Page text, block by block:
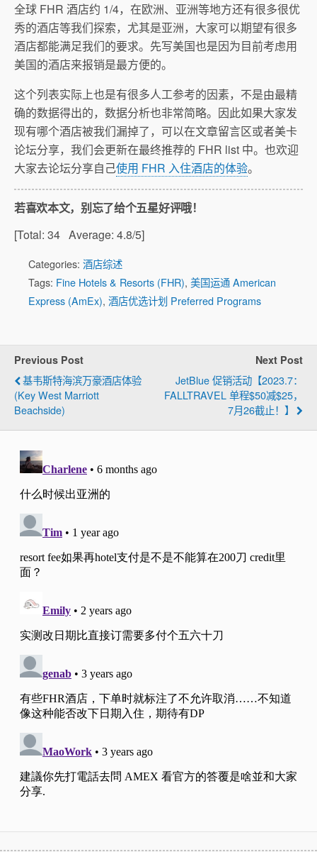
全球 FHR 酒店约 1/4，在欧洲、亚洲等地方还有很多很优
秀的酒店等我们探索，尤其是亚洲，大家可以期望有很多
酒店都能满足我们的要求。先写美国也是因为目前考虑用
美国的酒店来报销是最方便的。
这个列表实际上也是有很多人工参考的因素，不是由最精
确的数据得出的，数据分析也非常简略。因此如果大家发
现有哪个酒店被我们漏掉了，可以在文章留言区或者美卡
论坛分享，我们会更新在最终推荐的 FHR list 中。也欢迎
大家去论坛分享自己使用 FHR 入住酒店的体验。
若喜欢本文，别忘了给个五星好评哦！
[Total: 34 Average: 4.8/5]
Categories: 酒店综述
Tags: Fine Hotels & Resorts (FHR), 美国运通 American
Express (AmEx), 酒店优选计划 Preferred Programs
Previous Post
基韦斯特海滨万豪酒店体验
(Key West Marriott
Beachside)
Next Post
JetBlue 促销活动【2023.7：
FALLTRAVEL 单程$50减$25，
7月26截止！】